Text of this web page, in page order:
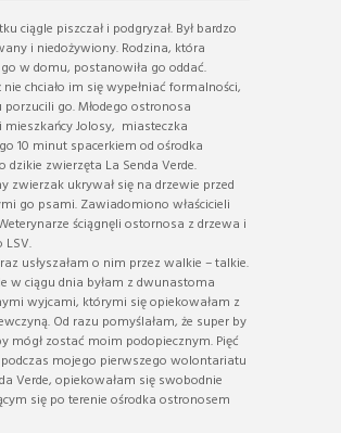
ciągle piszczał i podgryzał. Był bardzo
i niedożywiony. Rodzina, która
w domu, postanowiła go oddać.
nie chciało im się wypełniać formalności,
go. Młodego ostronosa
mieszkańcy Jolosy, miasteczka
10 minut spacerkiem od ośrodka
dzikie zwierzęta La Senda Verde.
zwierzak ukrywał się na drzewie przed
go psami. Zawiadomiono właścicieli
ściągnęli ostornosa z drzewa i
LSV.
usłyszałam o nim przez walkie – talkie.
w ciągu dnia byłam z dwunastoma
wyjcami, którymi się opiekowałam z
Od razu pomyślałam, że super by
mógł zostać moim podopiecznym. Pięć
mojego pierwszego wolontariatu
Verde, opiekowałam się swobodnie
się po terenie ośrodka ostronosem